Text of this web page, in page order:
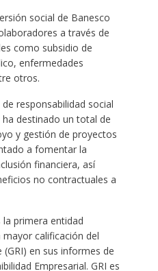
social de Banesco
a través de
como subsidio de
enfermedades
otros.
responsabilidad social
destinado un total de
y gestión de proyectos
a fomentar la
financiera, así
no contractuales a
primera entidad
calificación del
en sus informes de
Empresarial. GRI es